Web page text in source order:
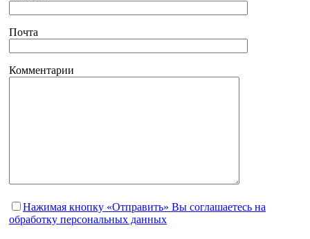
Почта
Комментарии
Нажимая кнопку «Отправить» Вы соглашаетесь на
обработку персональных данных